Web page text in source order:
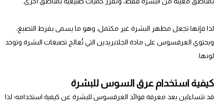
لذا فإنها تجعل مظهر البشرة غير مكتمل، وهو ما يسمى بفرط التصبغ،
ويحتوي العرقسوس على مادة الجلابريدين التي تُعالج تصبغات البشرة وتوحد
لونها.
كيفية استخدام عرق السوس للبشرة
قد تتساءلين بعد معرفة فوائد العرقسوس للبشرة عن كيفية استخدامه؛ لذا